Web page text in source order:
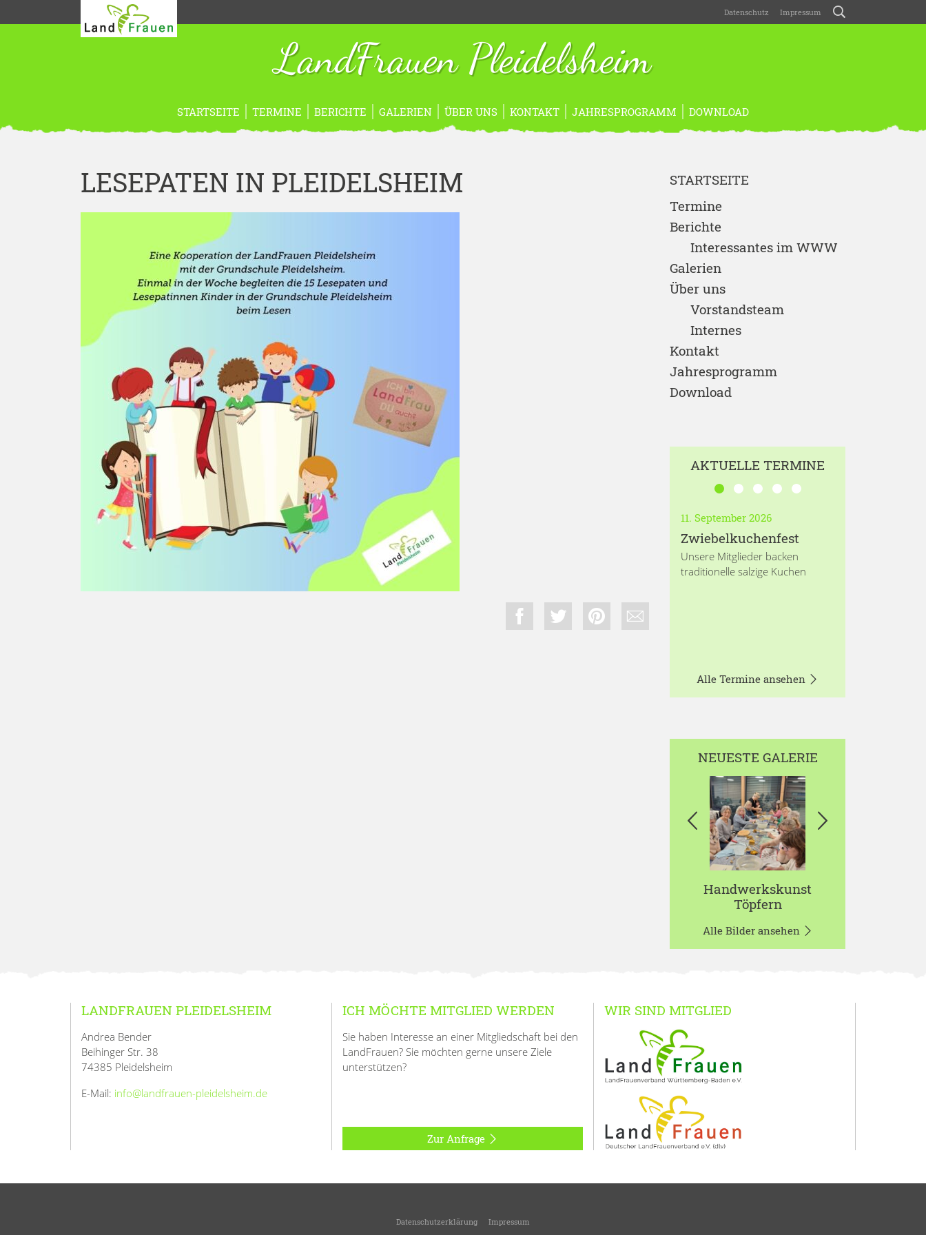
Datenschutz Impressum
LandFrauen Pleidelsheim
STARTSEITE TERMINE BERICHTE GALERIEN ÜBER UNS KONTAKT JAHRESPROGRAMM DOWNLOAD
LESEPATEN IN PLEIDELSHEIM
STARTSEITE
Termine
Berichte
Interessantes im WWW
Galerien
Über uns
Vorstandsteam
Internes
Kontakt
Jahresprogramm
Download
AKTUELLE TERMINE
11. September 2026
Zwiebelkuchenfest
Unsere Mitglieder backen
traditionelle salzige Kuchen
Alle Termine ansehen
NEUESTE GALERIE
Handwerkskunst
Töpfern
Alle Bilder ansehen
LANDFRAUEN PLEIDELSHEIM
Andrea Bender
Beihinger Str. 38
74385 Pleidelsheim
E-Mail: info@landfrauen-pleidelsheim.de
ICH MÖCHTE MITGLIED WERDEN
Sie haben Interesse an einer Mitgliedschaft bei den
LandFrauen? Sie möchten gerne unsere Ziele
unterstützen?
Zur Anfrage
WIR SIND MITGLIED
Datenschutzerklärung
Impressum